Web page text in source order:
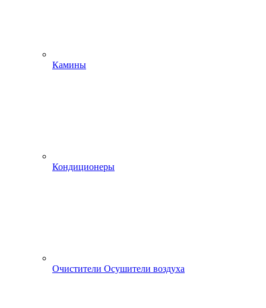
Камины
Кондиционеры
Очистители Осушители воздуха